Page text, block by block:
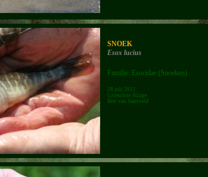
SNOEK
Esox lucius
Familie: Esocidae (Snoeken)
28 juli 2011
Groenlose Slinge
Bert van Jaarsveld